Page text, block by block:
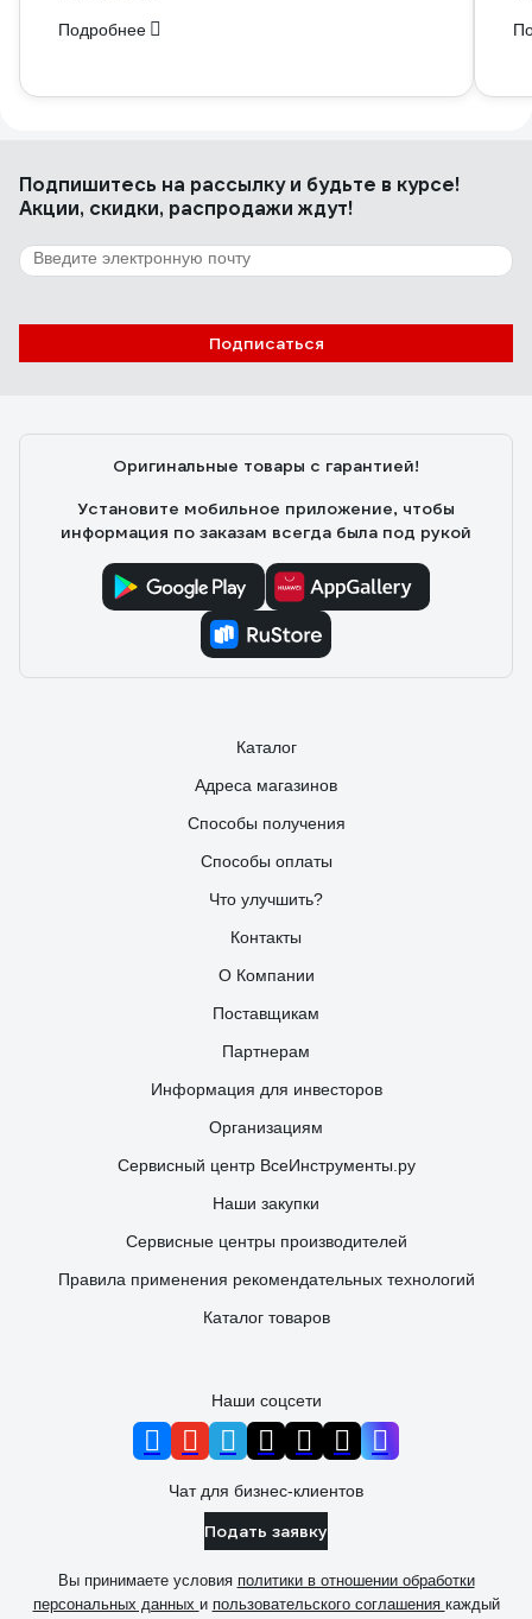
Подробнее
Подпишитесь на рассылкуи будьте в курсе!
Акции, скидки, распродажи ждут!
Подписаться
Оригинальные товары с гарантией!
Установите мобильное приложение, чтобы
информация по заказам всегда была под рукой
Каталог
Адреса магазинов
Способы получения
Способы оплаты
Что улучшить?
Контакты
О Компании
Поставщикам
Партнерам
Информация для инвесторов
Организациям
Сервисный центр ВсеИнструменты.ру
Наши закупки
Сервисные центры производителей
Правила применения рекомендательных технологий
Каталог товаров
Наши соцсети
Чат для бизнес-клиентов
Подать заявку
Вы принимаете условия политики в отношении обработки
персональных данных и пользовательского соглашения каждый